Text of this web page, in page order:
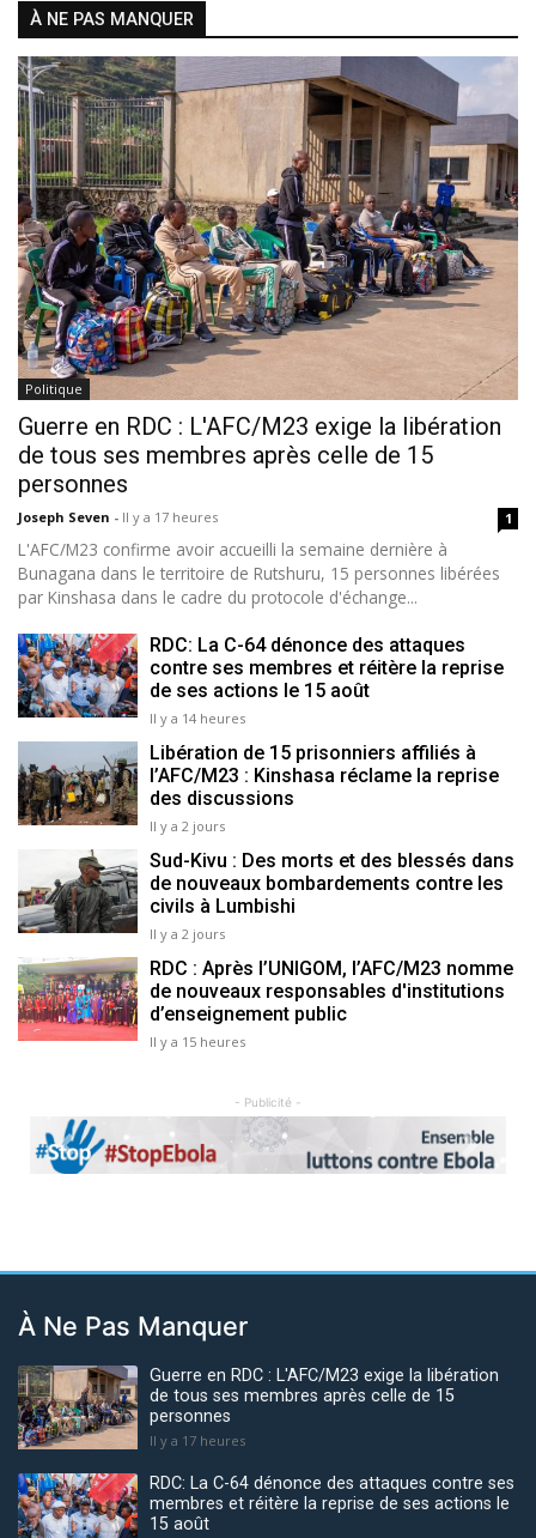
À NE PAS MANQUER
Politique
Guerre en RDC : L'AFC/M23 exige la libération
de tous ses membres après celle de 15
personnes
Joseph Seven - Il y a 17 heures 1
L'AFC/M23 confirme avoir accueilli la semaine dernière à
Bunagana dans le territoire de Rutshuru, 15 personnes libérées
par Kinshasa dans le cadre du protocole d'échange...
RDC: La C-64 dénonce des attaques
contre ses membres et réitère la reprise
de ses actions le 15 août
Il y a 14 heures
Libération de 15 prisonniers affiliés à
l’AFC/M23 : Kinshasa réclame la reprise
des discussions
Il y a 2 jours
Sud-Kivu : Des morts et des blessés dans
de nouveaux bombardements contre les
civils à Lumbishi
Il y a 2 jours
RDC : Après l’UNIGOM, l’AFC/M23 nomme
de nouveaux responsables d'institutions
d’enseignement public
Il y a 15 heures
- Publicité -
Previous Next
À Ne Pas Manquer
Guerre en RDC : L'AFC/M23 exige la libération
de tous ses membres après celle de 15
personnes
Il y a 17 heures
RDC: La C-64 dénonce des attaques contre ses
membres et réitère la reprise de ses actions le
15 août